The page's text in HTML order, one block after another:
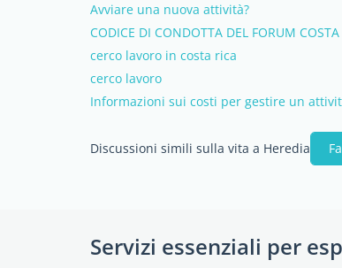
Avviare una nuova attività?
CODICE DI CONDOTTA DEL FORUM
cerco lavoro in costa rica
cerco lavoro
Informazioni sui costi per gestire un
Discussioni simili sulla vita a Heredia
Servizi essenziali per